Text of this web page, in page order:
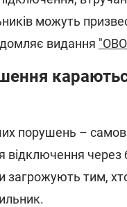
можуть
видання
порушень –
відключення через
тим,